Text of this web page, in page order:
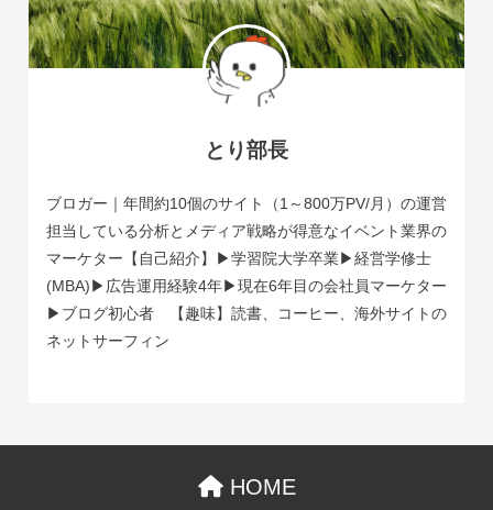
とり部長
ブロガー｜年間約10個のサイト（1～800万PV/月）の運営
担当している分析とメディア戦略が得意なイベント業界の
マーケター【自己紹介】▶学習院大学卒業▶経営学修士
(MBA)▶広告運用経験4年▶現在6年目の会社員マーケター
▶ブログ初心者 【趣味】読書、コーヒー、海外サイトの
ネットサーフィン
HOME